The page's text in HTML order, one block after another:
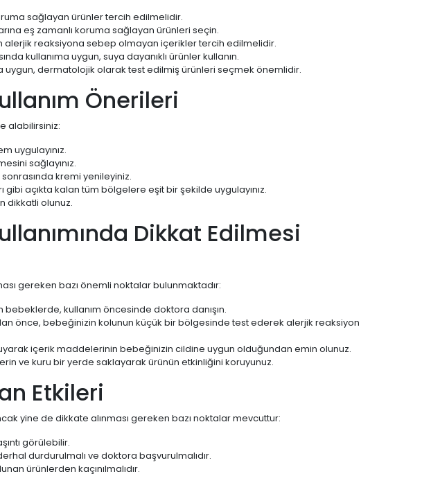
sağlayan ürünler tercih edilmelidir.
eş zamanlı koruma sağlayan ürünleri seçin.
alerjik reaksiyona sebep olmayan içerikler tercih edilmelidir.
kullanıma uygun, suya dayanıklı ürünler kullanın.
uygun, dermatolojik olarak test edilmiş ürünleri seçmek önemlidir.
Önerileri
alabilirsiniz:
uygulayınız.
sağlayınız.
kremi yenileyiniz.
açıkta kalan tüm bölgelere eşit bir şekilde uygulayınız.
dikkatli olunuz.
Dikkat Edilmesi
gereken bazı önemli noktalar bulunmaktadır:
kullanım öncesinde doktora danışın.
önce, bebeğinizin kolunun küçük bir bölgesinde test ederek alerjik reaksiyon
içerik maddelerinin bebeğinizin cildine uygun olduğundan emin olunuz.
ve kuru bir yerde saklayarak ürünün etkinliğini koruyunuz.
Etkileri
yine de dikkate alınması gereken bazı noktalar mevcuttur:
görülebilir.
durdurulmalı ve doktora başvurulmalıdır.
ürünlerden kaçınılmalıdır.